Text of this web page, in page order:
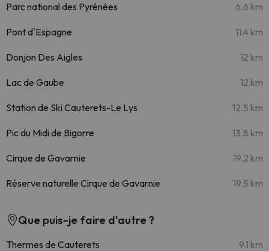
Parc national des Pyrénées 6.6 km
Pont d'Espagne 11.4 km
Donjon Des Aigles 12 km
Lac de Gaube 12 km
Station de Ski Cauterets-Le Lys 12.5 km
Pic du Midi de Bigorre 13.8 km
Cirque de Gavarnie 19.2 km
Réserve naturelle Cirque de Gavarnie 19.5 km
Que puis-je faire d'autre ?
Thermes de Cauterets 9.1 km